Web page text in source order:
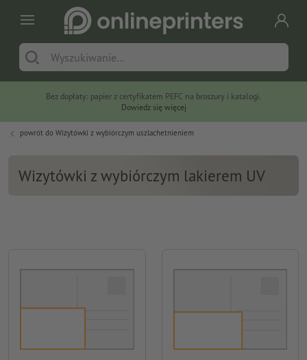
Bez dopłaty: papier z certyfikatem PEFC na broszury i katalogi.
Dowiedz się więcej
powrót do Wizytówki z wybiórczym uszlachetnieniem
Wizytówki z wybiórczym lakierem UV